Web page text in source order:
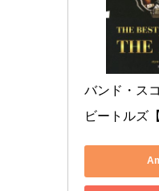
バンド・ス
ビートルズ